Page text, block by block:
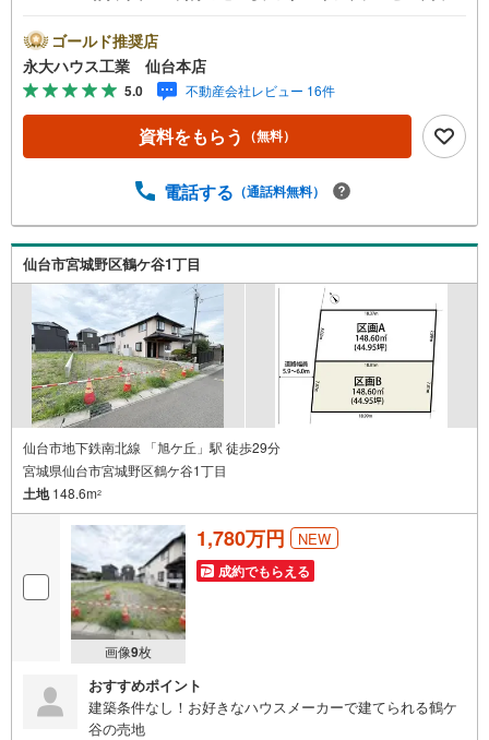
を中心に宮城県内の多数店舗で展開中！こちらでは当社の
強みを大きく2つに分けてご紹介！1.＜豊富な不動産知識＞
戸建・マンション・土地...と種別を問わず不動産を取り扱
っております。更に教育施設や商業施設、子育て環境や行
政などの地域情報を総合し、お客様により良い物件選びを
して頂けるよう、しっかりとサポートさせて頂きます。2.
越し】【リフォーム】など住宅に関する様々なご質問はも
も、誠心誠意ご説明させて頂きます。各店舗ではキッズス
ペースも完備！お子様連れのご家族様で是非お越しくださ
い。営業時間:10:00～18:00（定休日火・水曜日※店舗によ
り変動あり）現地のご案内も可能ですので、どうぞお気軽
にお問い合わせください！
ゴールド推奨店
永大ハウス工業 仙台本店
5.0 不動産会社レビュー 16件
資料をもらう （無料）
電話する （通話料無料）
仙台市宮城野区鶴ケ谷1丁目
仙台市地下鉄南北線 「旭ケ丘」駅 徒歩29分
宮城県仙台市宮城野区鶴ケ谷1丁目
土地148.6m2
画像9枚
1,780万円 NEW
成約でもらえる
おすすめポイント
建築条件なし！お好きなハウスメーカーで建てられる鶴ケ
谷の売地